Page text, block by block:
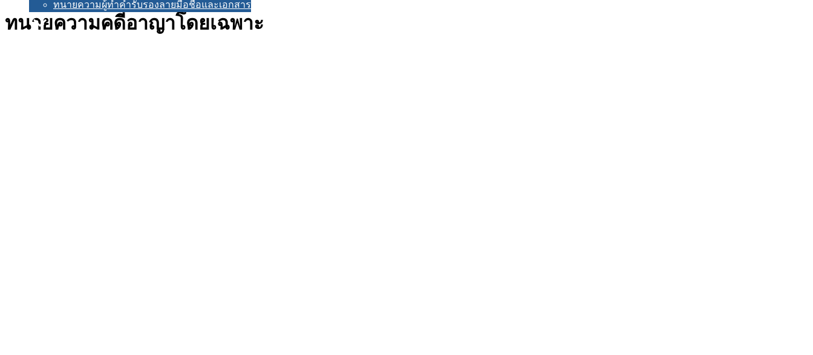
ทนายความผู้ทำคำรับรองลายมือชื่อและเอกสาร
ทนายความคดีอาญาโดยเฉพาะ